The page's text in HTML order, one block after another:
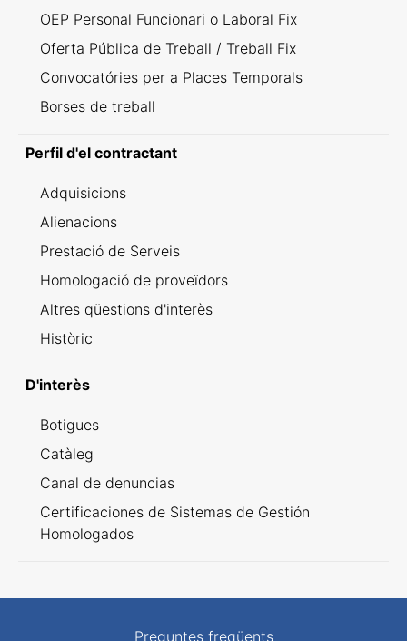
OEP Personal Funcionari o Laboral Fix
Oferta Pública de Treball / Treball Fix
Convocatóries per a Places Temporals
Borses de treball
Perfil d'el contractant
Adquisicions
Alienacions
Prestació de Serveis
Homologació de proveïdors
Altres qüestions d'interès
Històric
D'interès
Botigues
Catàleg
Canal de denuncias
Certificaciones de Sistemas de Gestión
Homologados
Preguntes freqüents